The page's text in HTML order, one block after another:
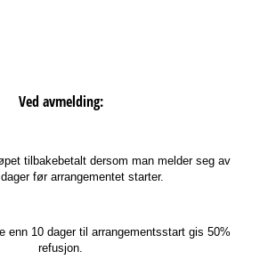
Ved avmelding:
tilbakebetalt dersom man melder seg av
før arrangementet starter.
enn 10 dager til arrangementsstart gis 50%
refusjon.